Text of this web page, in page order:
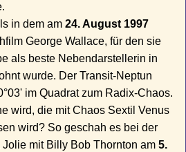
in dem am24. August 1997
George Wallace, für den sie
als beste Nebendarstellerin in
wurde. Der Transit-Neptun
im Quadrat zum Radix-Chaos.
wird, die mit Chaos Sextil Venus
wird? So geschah es bei der
Jolie mit Billy Bob Thornton am5.